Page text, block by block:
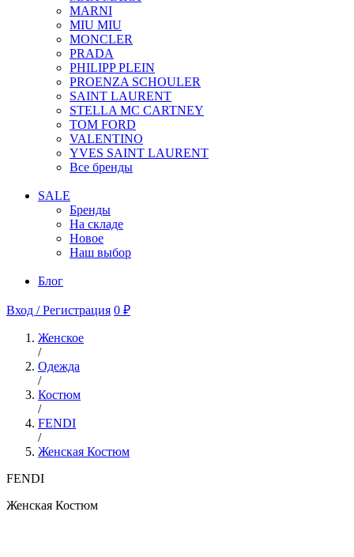
MARNI
MIU MIU
MONCLER
PRADA
PHILIPP PLEIN
PROENZA SCHOULER
SAINT LAURENT
STELLA MC CARTNEY
TOM FORD
VALENTINO
YVES SAINT LAURENT
Все бренды
SALE
Бренды
На складе
Новое
Наш выбор
Блог
Вход / Регистрация 0 ₽
Женское
/
Одежда
/
Костюм
/
FENDI
/
Женская Костюм
FENDI
Женская Костюм